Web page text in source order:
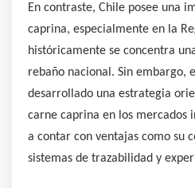
En contraste, Chile posee una
caprina, especialmente en la
históricamente se concentra
rebaño nacional. Sin embargo,
desarrollado una estrategia
carne caprina en los mercados
a contar con ventajas como su
sistemas de trazabilidad y